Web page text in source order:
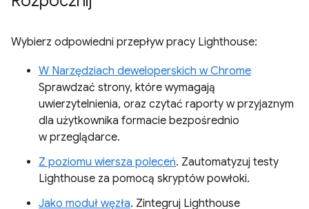
Wybierz odpowiedni przepływ pracy Lighthouse:
W Narzędziach deweloperskich w Chrome
Sprawdzać strony, które wymagają
uwierzytelnienia, oraz czytać raporty w przyjaznym
dla użytkownika formacie bezpośrednio
w przeglądarce.
Z poziomu wiersza poleceń. Zautomatyzuj testy
Lighthouse za pomocą skryptów powłoki.
Jako moduł węzła. Zintegruj Lighthouse